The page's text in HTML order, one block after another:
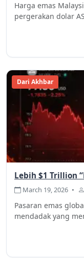
Harga emas
pergerakan dolar
Dari Akhbar
Lebih $1 Trillion
March 19, 2026 •
Pasaran emas
mendadak yang